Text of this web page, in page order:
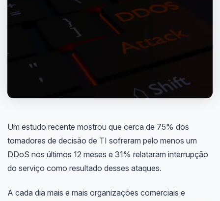
Um estudo recente mostrou que cerca de 75% dos
tomadores de decisão de TI sofreram pelo menos um
DDoS nos últimos 12 meses e 31% relataram interrupção
do serviço como resultado desses ataques.
A cada dia mais e mais organizações comerciais e